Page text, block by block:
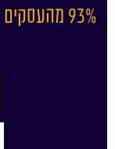
93% מהעסקים